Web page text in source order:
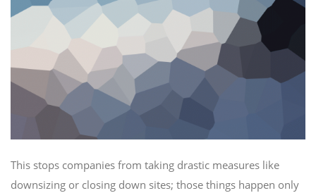
This stops companies from taking drastic measures like
downsizing or closing down sites; those things happen only